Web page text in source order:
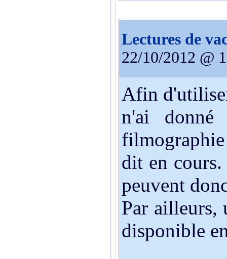
Lectures de
22/10/2012 @
Afin
n'ai
dit en
peuvent
Par ailleurs,
disponible